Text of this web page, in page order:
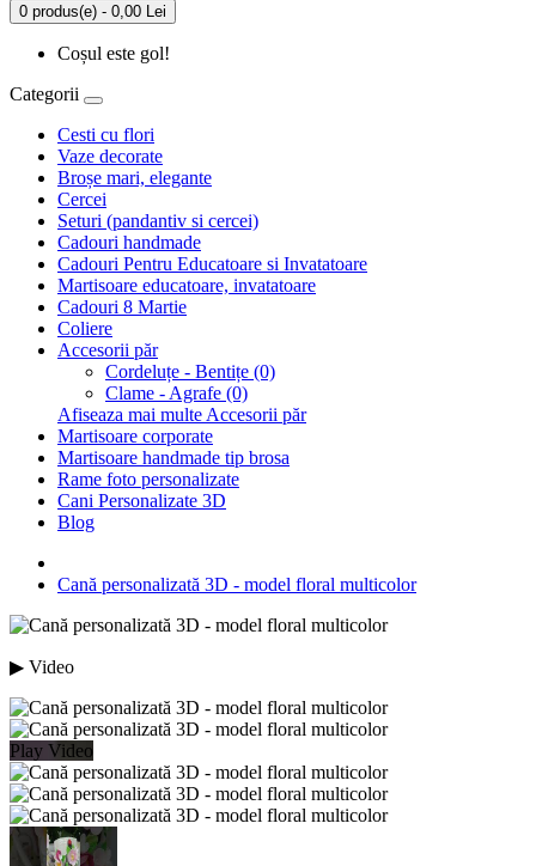
0 produs(e) - 0,00 Lei
Coșul este gol!
Categorii
Cesti cu flori
Vaze decorate
Broșe mari, elegante
Cercei
Seturi (pandantiv si cercei)
Cadouri handmade
Cadouri Pentru Educatoare si Invatatoare
Martisoare educatoare, invatatoare
Cadouri 8 Martie
Coliere
Accesorii păr
Cordeluțe - Bentițe (0)
Clame - Agrafe (0)
Afiseaza mai multe Accesorii păr
Martisoare corporate
Martisoare handmade tip brosa
Rame foto personalizate
Cani Personalizate 3D
Blog
Cană personalizată 3D - model floral multicolor
▶ Video
Play Video